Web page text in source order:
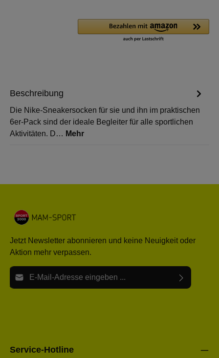
Beschreibung
Die Nike-Sneakersocken für sie und ihn im praktischen
6er-Pack sind der ideale Begleiter für alle sportlichen
Aktivitäten. D… Mehr
Jetzt Newsletter abonnieren und keine Neuigkeit oder
Aktion mehr verpassen.
E-Mail-Adresse*
Service-Hotline